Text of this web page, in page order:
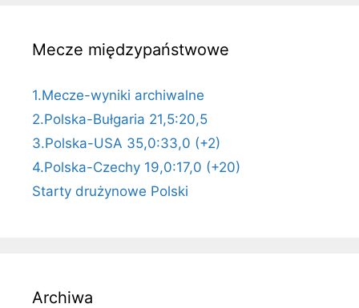
Mecze międzypaństwowe
1.Mecze-wyniki archiwalne
2.Polska-Bułgaria 21,5:20,5
3.Polska-USA 35,0:33,0 (+2)
4.Polska-Czechy 19,0:17,0 (+20)
Starty drużynowe Polski
Archiwa